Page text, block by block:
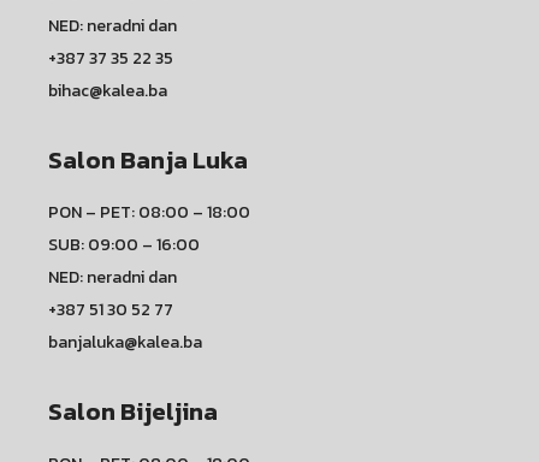
NED: neradni dan
+387 37 35 22 35
bihac@kalea.ba
Salon Banja Luka
PON – PET: 08:00 – 18:00
SUB: 09:00 – 16:00
NED: neradni dan
+387 51 30 52 77
banjaluka@kalea.ba
Salon Bijeljina